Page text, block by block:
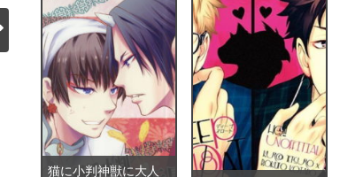
猫に小判神獣に大人